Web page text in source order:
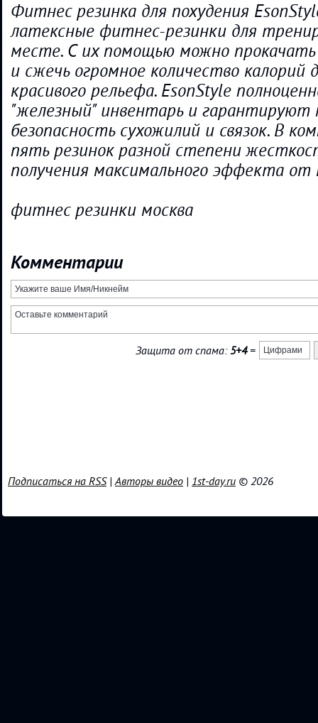
Фитнес резинка для похудения
латексные фитнес-резинки для
месте. С их помощью можно
и сжечь огромное количество калорий
красивого рельефа. EsonStyle
"железный" инвентарь и гарантируют
безопасность сухожилий и связок. В
пять резинок разной степени
получения максимального эффекта от
фитнес резинки москва
Комментарии
Защита от спама:5+4=
Подписаться на RSS|Авторы видео | 1st-day.ru © 2026